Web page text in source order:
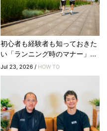
初心者も経験者も知っておきた
い「ランニング時のマナー」...
Jul 23, 2026 / HOW TO